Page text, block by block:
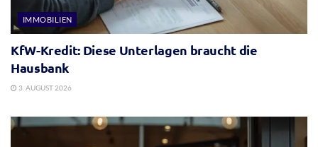
IMMOBILIEN
KfW-Kredit: Diese Unterlagen braucht die
Hausbank
3. AUGUST 2026